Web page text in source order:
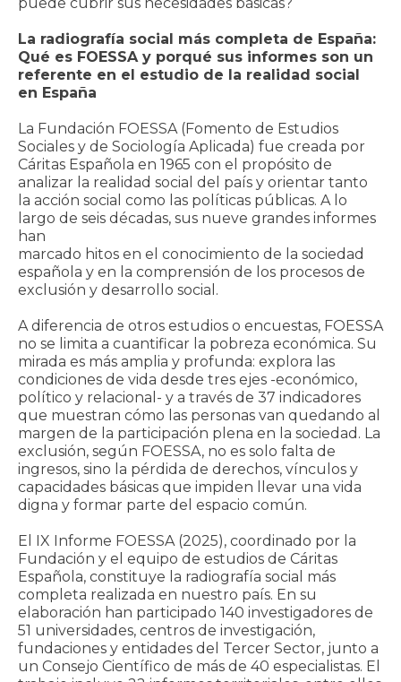
La radiografía social más completa de España:
Qué es FOESSA y porqué sus informes son un
referente en el estudio de la realidad social
en España
La Fundación FOESSA (Fomento de Estudios
Sociales y de Sociología Aplicada) fue creada por
Cáritas Española en 1965 con el propósito de
analizar la realidad social del país y orientar tanto
la acción social como las políticas públicas. A lo
largo de seis décadas, sus nueve grandes informes
han
marcado hitos en el conocimiento de la sociedad
española y en la comprensión de los procesos de
exclusión y desarrollo social.
A diferencia de otros estudios o encuestas, FOESSA
no se limita a cuantificar la pobreza económica. Su
mirada es más amplia y profunda: explora las
condiciones de vida desde tres ejes -económico,
político y relacional- y a través de 37 indicadores
que muestran cómo las personas van quedando al
margen de la participación plena en la sociedad. La
exclusión, según FOESSA, no es solo falta de
ingresos, sino la pérdida de derechos, vínculos y
capacidades básicas que impiden llevar una vida
digna y formar parte del espacio común.
El IX Informe FOESSA (2025), coordinado por la
Fundación y el equipo de estudios de Cáritas
Española, constituye la radiografía social más
completa realizada en nuestro país. En su
elaboración han participado 140 investigadores de
51 universidades, centros de investigación,
fundaciones y entidades del Tercer Sector, junto a
un Consejo Científico de más de 40 especialistas. El